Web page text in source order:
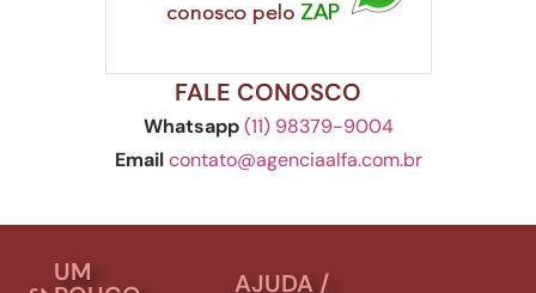
FALE CONOSCO
Whatsapp (11) 98379-9004
Email contato@agenciaalfa.com.br
UM AJUDA /